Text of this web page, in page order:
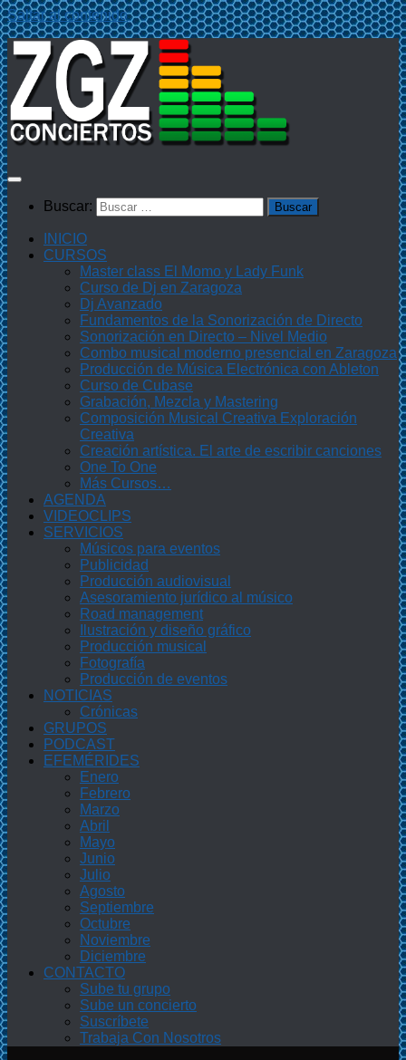
Saltar al contenido
Buscar:
INICIO
CURSOS
Master class El Momo y Lady Funk
Curso de Dj en Zaragoza
Dj Avanzado
Fundamentos de la Sonorización de Directo
Sonorización en Directo – Nivel Medio
Combo musical moderno presencial en Zaragoza
Producción de Música Electrónica con Ableton
Curso de Cubase
Grabación, Mezcla y Mastering
Composición Musical Creativa Exploración
Creativa
Creación artística. El arte de escribir canciones
One To One
Más Cursos…
AGENDA
VIDEOCLIPS
SERVICIOS
Músicos para eventos
Publicidad
Producción audiovisual
Asesoramiento jurídico al músico
Road management
Ilustración y diseño gráfico
Producción musical
Fotografía
Producción de eventos
NOTICIAS
Crónicas
GRUPOS
PODCAST
EFEMÉRIDES
Enero
Febrero
Marzo
Abril
Mayo
Junio
Julio
Agosto
Septiembre
Octubre
Noviembre
Diciembre
CONTACTO
Sube tu grupo
Sube un concierto
Suscríbete
Trabaja Con Nosotros